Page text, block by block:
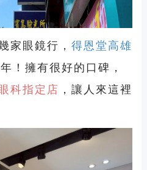
家眼鏡行， 得恩堂高雄
！擁有很好的口碑，
科指定店 ，讓人來這裡